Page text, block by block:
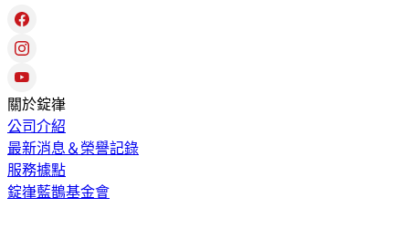
關於錠嵂
公司介紹
最新消息＆榮譽記錄
服務據點
錠嵂藍鵲基金會